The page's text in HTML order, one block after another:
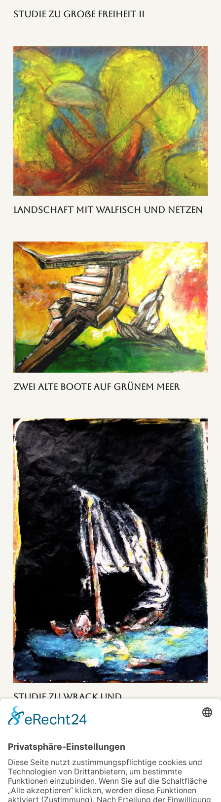
Studie zu Große Freiheit II
Landschaft mit Walfisch und Netzen
Zwei alte Boote auf grünem Meer
Studie zu Wrack und
Scheinwerferlicht
1 2 3